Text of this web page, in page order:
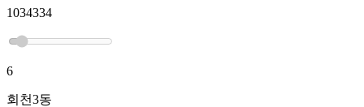
1034334
6
회천3동